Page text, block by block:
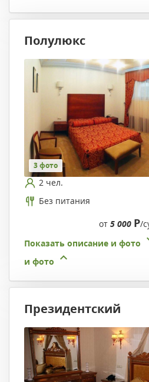
Полулюкс
3 фото
2 чел.
Без питания
от 5 000 Р/
Показать описание и фото
и фото
Президентский